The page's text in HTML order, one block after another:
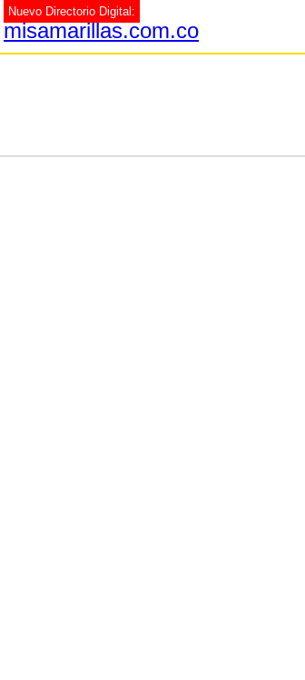
Nuevo Directorio Digital:
misamarillas.com.co